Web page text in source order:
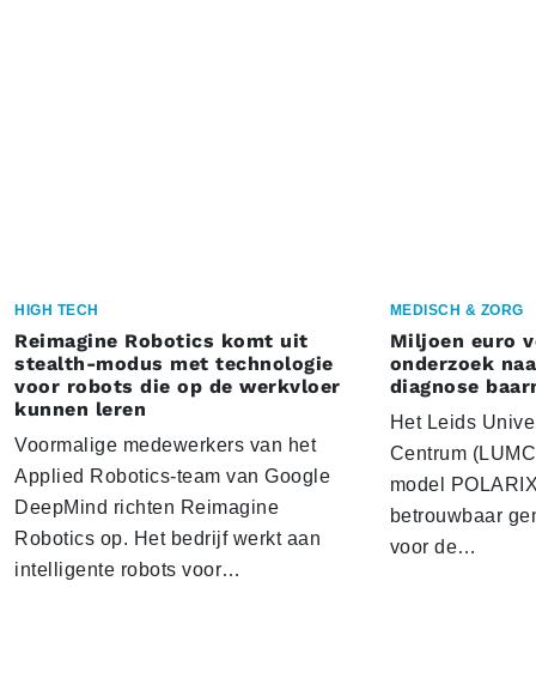
HIGH TECH
Reimagine Robotics komt uit
stealth-modus met technologie
voor robots die op de werkvloer
kunnen leren
Voormalige medewerkers van het
Applied Robotics-team van Google
DeepMind richten Reimagine
Robotics op. Het bedrijf werkt aan
intelligente robots voor…
MEDISCH & ZORG
Miljoen euro
onderzoek
diagnose
Het Leids
Centrum
model
betrouwbaar
voor de…